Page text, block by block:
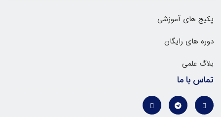
پکیج های آموزشی
دوره های رایگان
بلاگ علمی
تماس با ما